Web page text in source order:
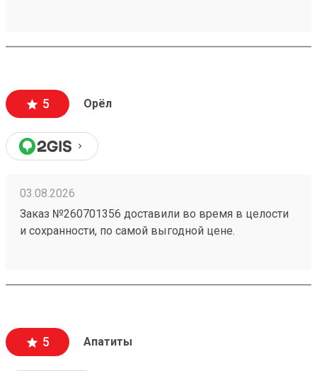
5 Орёл
03.08.2026
Заказ №260701356 доставили во время в целости
и сохранности, по самой выгодной цене.
5 Апатиты